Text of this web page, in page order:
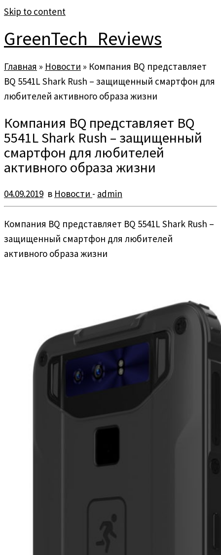
Skip to content
GreenTech_Reviews
Главная » Новости » Компания BQ представляет
BQ 5541L Shark Rush – защищенный смартфон для
любителей активного образа жизни
Компания BQ представляет BQ
5541L Shark Rush – защищенный
смартфон для любителей
активного образа жизни
04.09.2019 в Новости - admin
Компания BQ представляет BQ 5541L Shark Rush –
защищенный смартфон для любителей
активного образа жизни